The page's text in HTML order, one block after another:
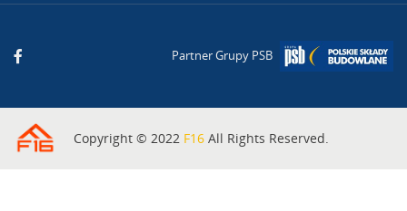
Partner Grupy PSB
Copyright © 2022 F16 All Rights Reserved.